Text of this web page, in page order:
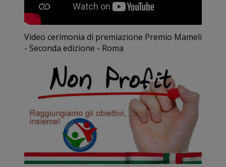
Video cerimonia di premiazione Premio Mameli
- Seconda edizione - Roma